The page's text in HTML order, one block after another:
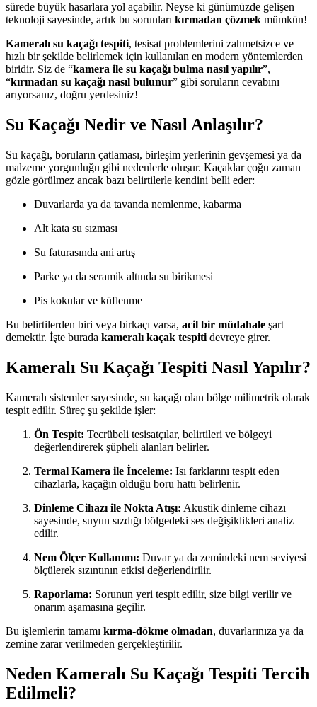
sürede büyük hasarlara yol açabilir. Neyse ki günümüzde gelişen
teknoloji sayesinde, artık bu sorunları kırmadan çözmek mümkün!
Kameralı su kaçağı tespiti, tesisat problemlerini zahmetsizce ve
hızlı bir şekilde belirlemek için kullanılan en modern yöntemlerden
biridir. Siz de “kamera ile su kaçağı bulma nasıl yapılır”,
“kırmadan su kaçağı nasıl bulunur” gibi soruların cevabını
arıyorsanız, doğru yerdesiniz!
Su Kaçağı Nedir ve Nasıl Anlaşılır?
Su kaçağı, boruların çatlaması, birleşim yerlerinin gevşemesi ya da
malzeme yorgunluğu gibi nedenlerle oluşur. Kaçaklar çoğu zaman
gözle görülmez ancak bazı belirtilerle kendini belli eder:
Duvarlarda ya da tavanda nemlenme, kabarma
Alt kata su sızması
Su faturasında ani artış
Parke ya da seramik altında su birikmesi
Pis kokular ve küflenme
Bu belirtilerden biri veya birkaçı varsa, acil bir müdahale şart
demektir. İşte burada kameralı kaçak tespiti devreye girer.
Kameralı Su Kaçağı Tespiti Nasıl Yapılır?
Kameralı sistemler sayesinde, su kaçağı olan bölge milimetrik olarak
tespit edilir. Süreç şu şekilde işler:
Ön Tespit: Tecrübeli tesisatçılar, belirtileri ve bölgeyi
değerlendirerek şüpheli alanları belirler.
Termal Kamera ile İnceleme: Isı farklarını tespit eden
cihazlarla, kaçağın olduğu boru hattı belirlenir.
Dinleme Cihazı ile Nokta Atışı: Akustik dinleme cihazı
sayesinde, suyun sızdığı bölgedeki ses değişiklikleri analiz
edilir.
Nem Ölçer Kullanımı: Duvar ya da zemindeki nem seviyesi
ölçülerek sızıntının etkisi değerlendirilir.
Raporlama: Sorunun yeri tespit edilir, size bilgi verilir ve
onarım aşamasına geçilir.
Bu işlemlerin tamamı kırma-dökme olmadan, duvarlarınıza ya da
zemine zarar verilmeden gerçekleştirilir.
Neden Kameralı Su Kaçağı Tespiti Tercih
Edilmeli?